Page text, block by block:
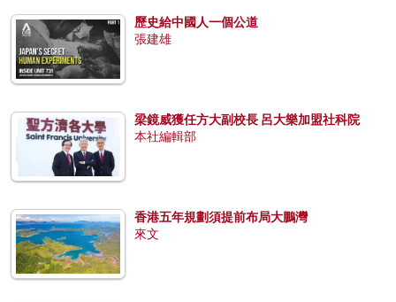
歷史給中國人一個公道
張建雄
梁鏡威獲任方大副校長 呂大樂加盟社科院
本社編輯部
香港五年規劃須提前布局大鵬灣
來文